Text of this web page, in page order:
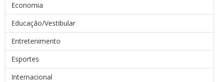
Economia
Educação/Vestibular
Entretenimento
Esportes
Internacional